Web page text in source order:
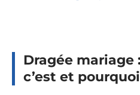
Dragée mariage
c’est et